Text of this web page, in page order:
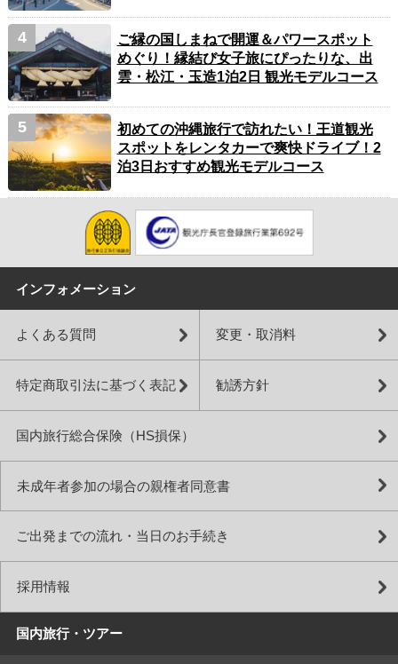
ご縁の国しまねで開運＆パワースポット
めぐり！縁結び女子旅にぴったりな、出
雲・松江・玉造1泊2日 観光モデルコース
初めての沖縄旅行で訪れたい！王道観光
スポットをレンタカーで爽快ドライブ！2
泊3日おすすめ観光モデルコース
インフォメーション
よくある質問 変更・取消料
特定商取引法に基づく表記 勧誘方針
国内旅行総合保険（HS損保）
未成年者参加の場合の親権者同意書
ご出発までの流れ・当日のお手続き
採用情報
国内旅行・ツアー